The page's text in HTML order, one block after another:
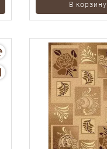
В корзину